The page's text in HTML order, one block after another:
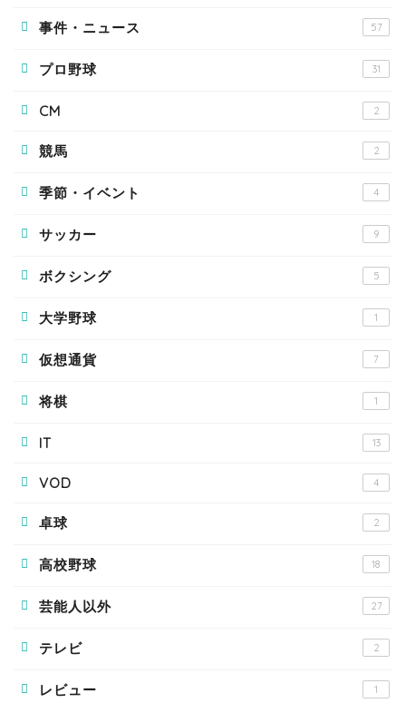
事件・ニュース 57
プロ野球 31
CM 2
競馬 2
季節・イベント 4
サッカー 9
ボクシング 5
大学野球 1
仮想通貨 7
将棋 1
IT 13
VOD 4
卓球 2
高校野球 18
芸能人以外 27
テレビ 2
レビュー 1